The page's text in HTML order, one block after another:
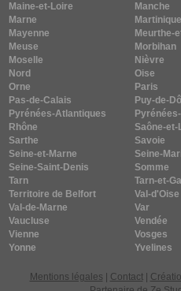
Maine-et-Loire
Manche
Marne
Martinique
Mayenne
Meurthe-
Meuse
Morbihan
Moselle
Nièvre
Nord
Oise
Orne
Paris
Pas-de-Calais
Puy-de-
Pyrénées-Atlantiques
Rhône
Saône-et-
Sarthe
Savoie
Seine-et-Marne
Seine-
Seine-Saint-Denis
Somme
Tarn
Tarn-et-
Territoire de Belfort
Val-d'Oise
Val-de-Marne
Var
Vaucluse
Vendée
Vienne
Vosges
Yonne
Yvelines
Mentions légales Contact|